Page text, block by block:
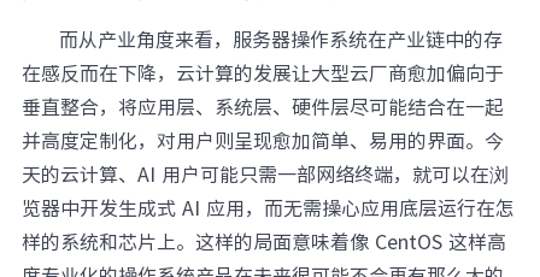
而从产业角度来看，服务器操作系统在产业链中的存
在感反而在下降，云计算的发展让大型云厂商愈加偏向于
垂直整合，将应用层、系统层、硬件层尽可能结合在一起
并高度定制化，对用户则呈现愈加简单、易用的界面。今
天的云计算、AI 用户可能只需一部网络终端，就可以在浏
览器中开发生成式 AI 应用，而无需操心应用底层运行在怎
样的系统和芯片上。这样的局面意味着像 CentOS 这样高